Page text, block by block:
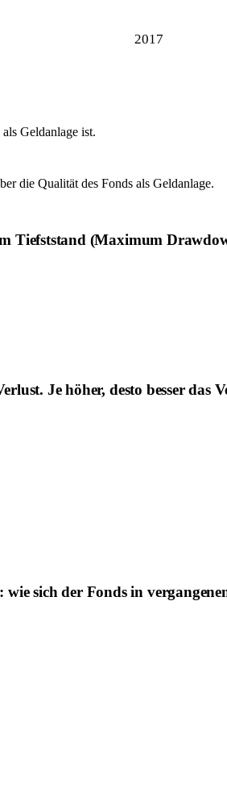
2017
Geldanlage ist.
die Qualität des Fonds als Geldanlage.
Tiefststand (Maximum
Je höher, desto besser das
sich der Fonds in